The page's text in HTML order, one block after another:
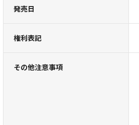
発売日
権利表記
その他注意事項